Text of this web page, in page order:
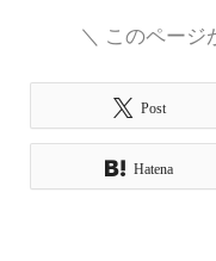
＼ このページ
Post
Hatena